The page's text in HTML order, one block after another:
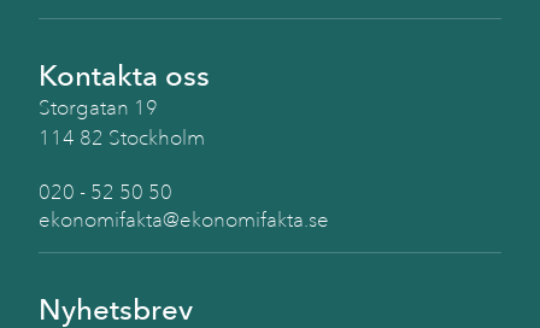
Kontakta oss
Storgatan 19
114 82 Stockholm
020 - 52 50 50
ekonomifakta@ekonomifakta.se
Nyhetsbrev